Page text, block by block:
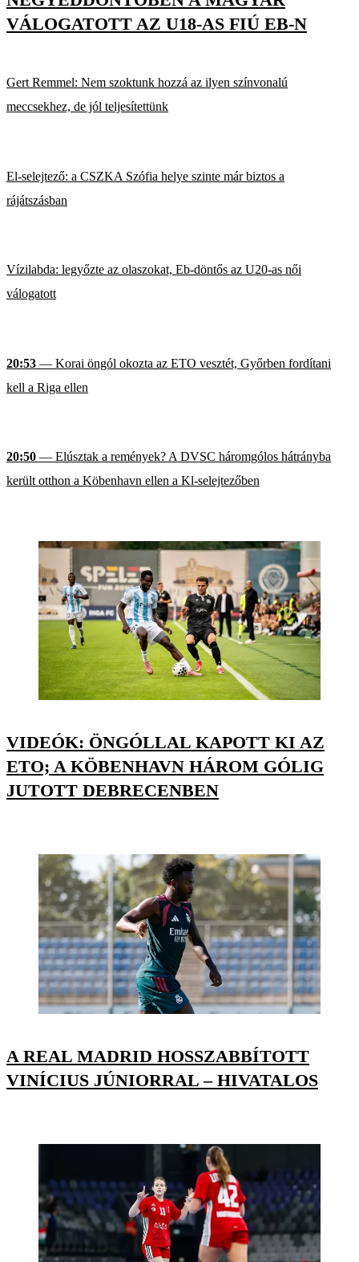
VÁLOGATOTT AZ U18-AS FIÚ EB-N
Gert Remmel: Nem szoktunk hozzá az ilyen színvonalú
meccsekhez, de jól teljesítettünk
El-selejtező: a CSZKA Szófia helye szinte már biztos a
rájátszásban
Vízilabda: legyőzte az olaszokat, Eb-döntős az U20-as női
válogatott
20:53 — Korai öngól okozta az ETO vesztét, Győrben fordítani
kell a Riga ellen
20:50 — Elúsztak a remények? A DVSC háromgólos hátrányba
került otthon a Köbenhavn ellen a Kl-selejtezőben
VIDEÓK: ÖNGÓLLAL KAPOTT KI AZ
ETO; A KÖBENHAVN HÁROM GÓLIG
JUTOTT DEBRECENBEN
A REAL MADRID HOSSZABBÍTOTT
VINÍCIUS JÚNIORRAL – HIVATALOS